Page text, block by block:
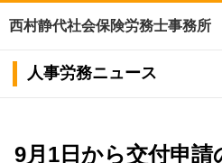
西村静代社会保険労務士事務所
人事労務ニュース
9月1日から交付申